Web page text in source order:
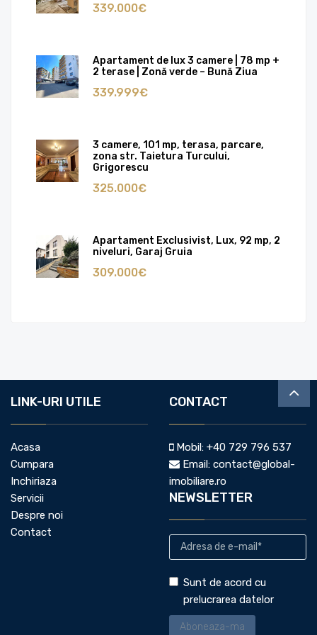
339.000€
Apartament de lux 3 camere | 78 mp +
2 terase | Zonă verde – Bună Ziua
339.999€
3 camere, 101 mp, terasa, parcare,
zona str. Taietura Turcului,
Grigorescu
325.000€
Apartament Exclusivist, Lux, 92 mp, 2
niveluri, Garaj Gruia
309.000€
LINK-URI UTILE
Acasa
Cumpara
Inchiriaza
Servicii
Despre noi
Contact
CONTACT
Mobil: +40 729 796 537
Email: contact@global-
imobiliare.ro
NEWSLETTER
Sunt de acord cu
prelucrarea datelor